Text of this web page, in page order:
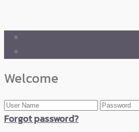
Welcome
Forgot password?